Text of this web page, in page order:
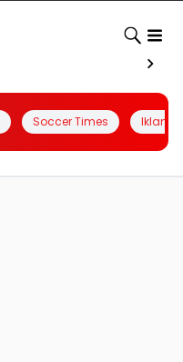
Soccer Times Iklanin